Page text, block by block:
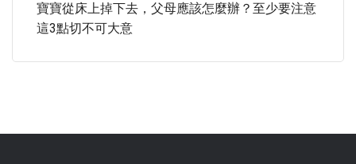
寶寶從床上掉下去，父母應該怎麼辦？至少要注意
這3點切不可大意